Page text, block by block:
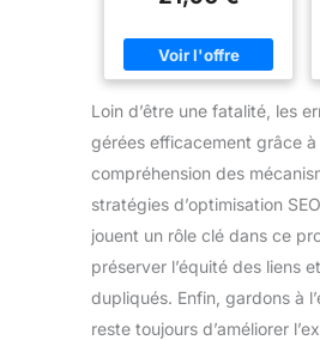
Loin d’être une fatalité, les
gérées efficacement grâce à
compréhension des
stratégies d’optimisation
jouent un rôle clé dans ce
préserver l’équité des liens
dupliqués. Enfin, gardons à
reste toujours d’améliorer